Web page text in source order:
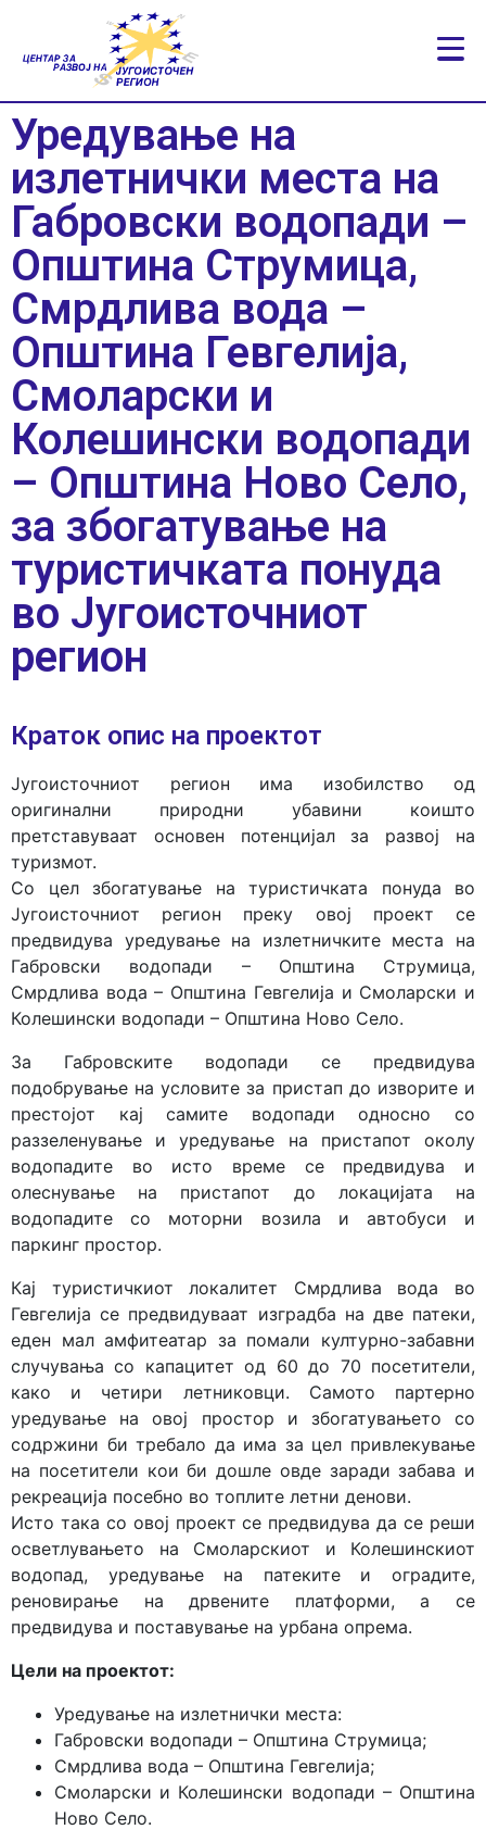
Уредување на
излетнички места на
Габровски водопади –
Општина Струмица,
Смрдлива вода –
Општина Гевгелија,
Смоларски и
Колешински водопади
– Општина Ново Село,
за збогатување на
туристичката понуда
во Југоисточниот
регион
Краток опис на проектот
Југоисточниот регион има изобилство од
оригинални природни убавини коишто
претставуваат основен потенцијал за развој на
туризмот.
Со цел збогатување на туристичката понуда во
Југоисточниот регион преку овој проект се
предвидува уредување на излетничките места на
Габровски водопади – Општина Струмица,
Смрдлива вода – Општина Гевгелија и Смоларски и
Колешински водопади – Општина Ново Село.
За Габровските водопади се предвидува
подобрување на условите за пристап до изворите и
престојот кај самите водопади односно со
раззеленување и уредување на пристапот околу
водопадите во исто време се предвидува и
олеснување на пристапот до локацијата на
водопадите со моторни возила и автобуси и
паркинг простор.
Кај туристичкиот локалитет Смрдлива вода во
Гевгелија се предвидуваат изградба на две патеки,
еден мал амфитеатар за помали културно-забавни
случувања со капацитет од 60 до 70 посетители,
како и четири летниковци. Самото партерно
уредување на овој простор и збогатувањето со
содржини би требало да има за цел привлекување
на посетители кои би дошле овде заради забава и
рекреација посебно во топлите летни денови.
Исто така со овој проект се предвидува да се реши
осветлувањето на Смоларскиот и Колешинскиот
водопад, уредување на патеките и оградите,
реновирање на дрвените платформи, а се
предвидува и поставување на урбана опрема.
Цели на проектот:
Уредување на излетнички места:
Габровски водопади – Општина Струмица;
Смрдлива вода – Општина Гевгелија;
Смоларски и Колешински водопади – Општина
Ново Село.